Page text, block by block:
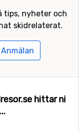
tips, nyheter och
skidrelaterat.
Anmälan
hittar ni